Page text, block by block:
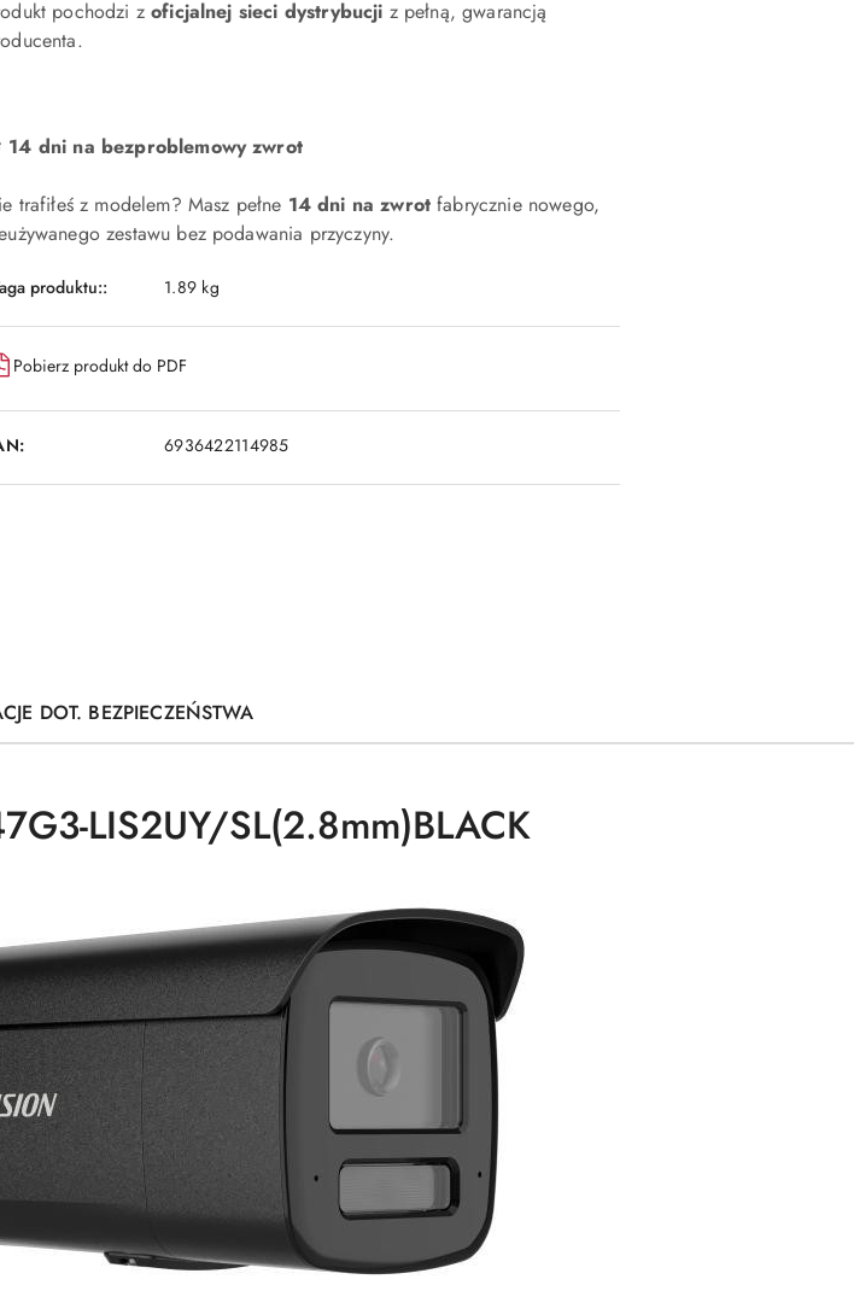
pochodzi zoficjalnej sieci dystrybucji z pełną, gwarancją
14 dni na bezproblemowy zwrot
trafiłeś z modelem? Masz pełne 14 dni na zwrot fabrycznie nowego,
zestawu bez podawania przyczyny.
produktu:: 1.89 kg
Pobierz produkt do PDF
6936422114985
DOT. BEZPIECZEŃSTWA
LIS2UY/SL(2.8mm)BLACK